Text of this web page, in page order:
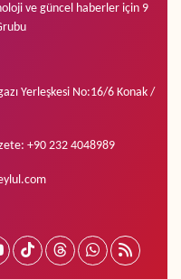
ve güncel haberler için 9
Yerleşkesi No:16/6 Konak /
+90 232 4048989